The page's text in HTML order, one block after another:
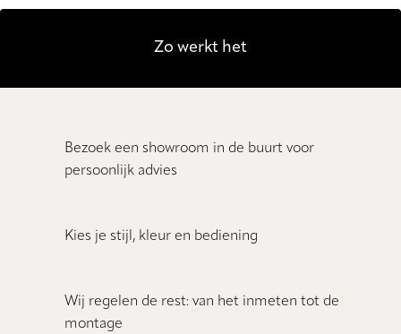
Zo werkt het
Bezoek een showroom in de buurt voor
persoonlijk advies
Kies je stijl, kleur en bediening
Wij regelen de rest: van het inmeten tot de
montage